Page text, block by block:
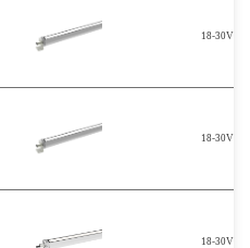
18-30V
18-30V
18-30V